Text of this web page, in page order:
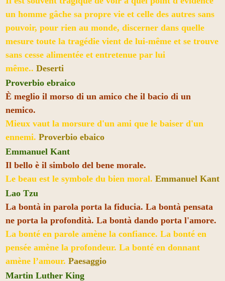
un homme gâche sa propre vie et celle des autres sans
pouvoir, pour rien au monde, discerner dans quelle
mesure toute la tragédie vient de lui-même et se trouve
sans cesse alimentée et entretenue par lui
même.. Deserti
Proverbio ebraico
È meglio il morso di un amico che il bacio di un
nemico.
Mieux vaut la morsure d'un ami que le baiser d'un
ennemi. Proverbio ebaico
Emmanuel Kant
Il bello è il simbolo del bene morale.
Le beau est le symbole du bien moral. Emmanuel Kant
Lao Tzu
La bontà in parola porta la fiducia. La bontà pensata
ne porta la profondità. La bontà dando porta l'amore.
La bonté en parole amène la confiance. La bonté en
pensée amène la profondeur. La bonté en donnant
amène l’amour. Paesaggio
Martin Luther King